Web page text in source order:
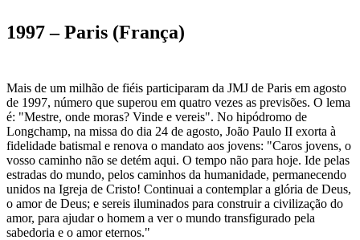
1997 – Paris (França)
Mais de um milhão de fiéis participaram da JMJ de Paris em agosto
de 1997, número que superou em quatro vezes as previsões. O lema
é: "Mestre, onde moras? Vinde e vereis". No hipódromo de
Longchamp, na missa do dia 24 de agosto, João Paulo II exorta à
fidelidade batismal e renova o mandato aos jovens: "Caros jovens, o
vosso caminho não se detém aqui. O tempo não para hoje. Ide pelas
estradas do mundo, pelos caminhos da humanidade, permanecendo
unidos na Igreja de Cristo! Continuai a contemplar a glória de Deus,
o amor de Deus; e sereis iluminados para construir a civilização do
amor, para ajudar o homem a ver o mundo transfigurado pela
sabedoria e o amor eternos."